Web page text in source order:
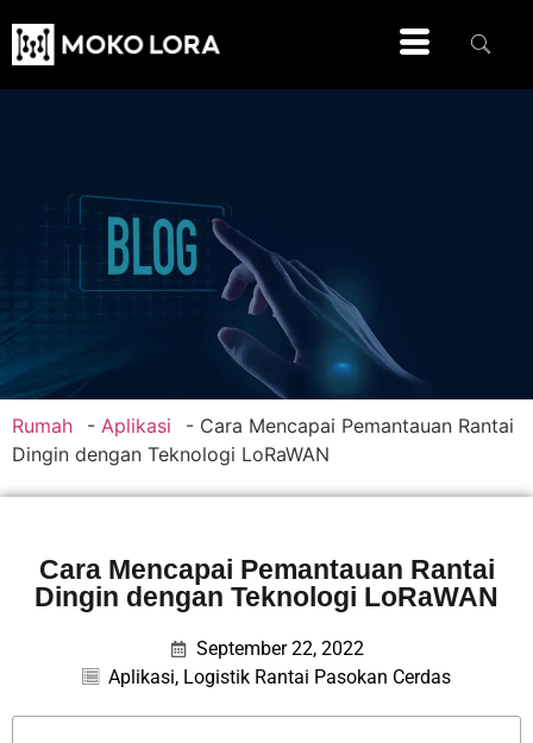
Rumah - Aplikasi - Cara Mencapai Pemantauan Rantai
Dingin dengan Teknologi LoRaWAN
Cara Mencapai Pemantauan Rantai
Dingin dengan Teknologi LoRaWAN
September 22, 2022
Aplikasi, Logistik Rantai Pasokan Cerdas